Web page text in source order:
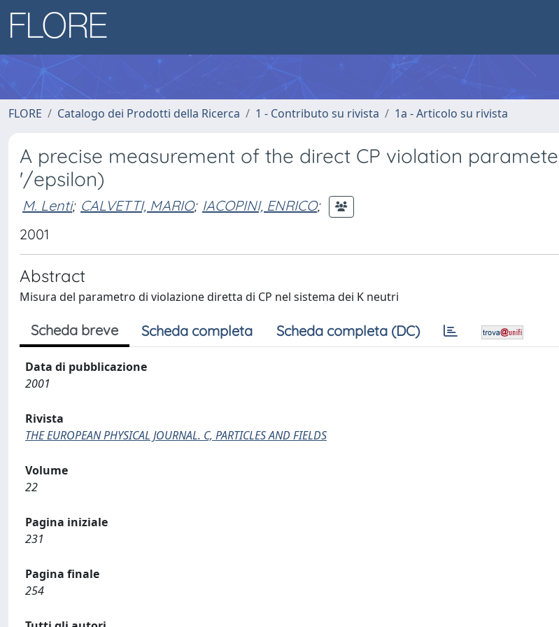
FLORE Catalogo dei Prodotti della Ricerca 1 - Contributo su rivista 1a - Articolo su rivista
A precise measurement of the direct CP violation
'/epsilon)
M. Lenti; CALVETTI, MARIO; IACOPINI, ENRICO;
2001
Abstract
Misura del parametro di violazione diretta di CP nel sistema dei K neutri
Scheda breve Scheda completa Scheda completa (DC)
Data di pubblicazione
2001
Rivista
THE EUROPEAN PHYSICAL JOURNAL. C, PARTICLES AND FIELDS
Volume
22
Pagina iniziale
231
Pagina finale
254